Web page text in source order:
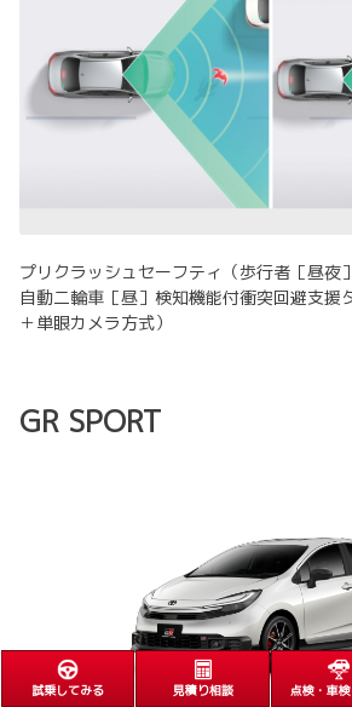
プリクラッシュセーフティ（歩行者［昼夜
自動二輪車［昼］検知機能付衝突回避支援
＋単眼カメラ方式）
GR SPORT
試乗してみる 見積り相談 点検・車